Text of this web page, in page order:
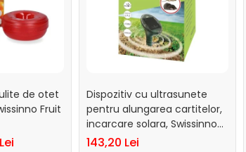
de otet
Fruit
Dispozitiv cu ultrasunete
pentru alungarea cartitelor,
incarcare solara, Swissinno
Ultrasonic Solar Mole
143,20 Lei